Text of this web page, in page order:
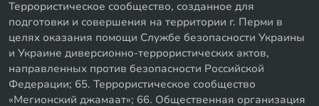
Террористическое сообщество, созданное для
подготовки и совершения на территории г. Перми в
целях оказания помощи Службе безопасности Украины
и Украине диверсионно-террористических актов,
направленных против безопасности Российской
Федерации; 65. Террористическое сообщество
«Мегионский джамаат»; 66. Общественная организация